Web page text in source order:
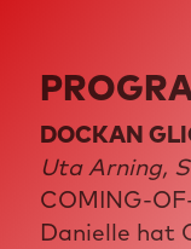
DOCKAN
Uta Arning,
COMING-
Danielle hat